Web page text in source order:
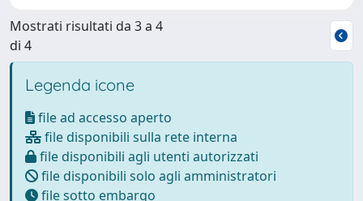
Mostrati risultati da 3 a 4
di 4
Legenda icone
file ad accesso aperto
file disponibili sulla rete interna
file disponibili agli utenti autorizzati
file disponibili solo agli amministratori
file sotto embargo